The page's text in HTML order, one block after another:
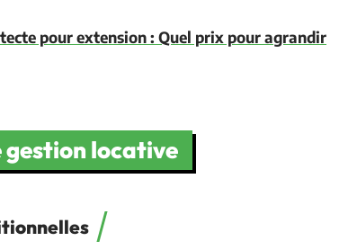
pour extension : Quel prix pour agrandir
gestion locative